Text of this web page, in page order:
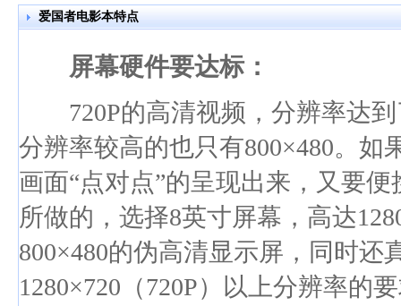
爱国者电影本特点
屏幕硬件要达标：
720P的高清视频，分辨率达到
分辨率较高的也只有800×480。
画面“点对点”的呈现出来，又要
所做的，选择8英寸屏幕，高达
800×480的伪高清显示屏，同时
1280×720（720P）以上分辨率的